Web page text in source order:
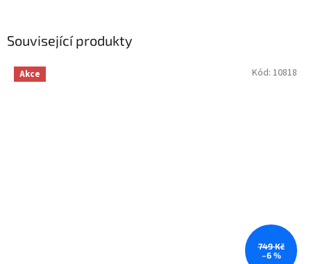
Související produkty
Akce
749 Kč
–6 %
Kód: 10818